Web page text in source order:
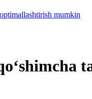
mumkin